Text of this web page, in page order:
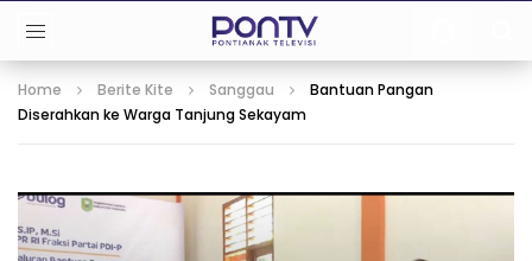
Home Berite Kite Sanggau
Bantuan Pangan
Diserahkan ke Warga Tanjung Sekayam